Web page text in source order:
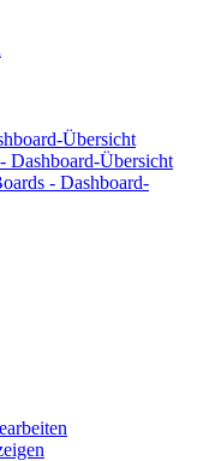
Übersicht
Dashboard-Übersicht
- Dashboard-